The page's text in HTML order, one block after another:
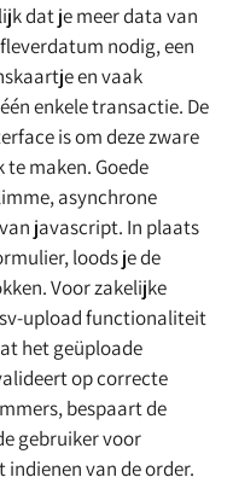
dat je meer data van
nodig, een
en vaak
enkele transactie. De
is om deze zware
maken. Goede
asynchrone
javascript. In plaats
loods je de
Voor zakelijke
upload functionaliteit
het geüploade
op correcte
bespaart de
gebruiker voor
van de order.